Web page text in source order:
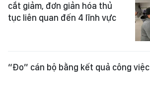
cắt giảm, đơn giản hóa thủ
tục liên quan đến 4 lĩnh vực
“Đo” cán bộ bằng kết quả công việc